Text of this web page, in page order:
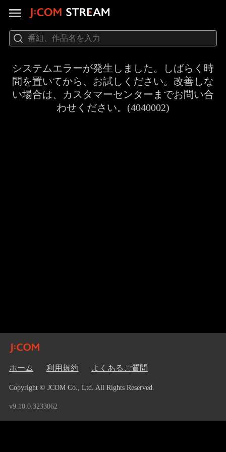
システムエラーが発生しました。しばらく時
間を置いてから、お試しください。改善しな
い場合は、カスタマーセンターまでお問い合
わせください。(4040002)
ホーム 利用規約 よくあるご質問
Copyright © JCOM Co., Ltd. All Rights Reserved.
v9.10.0.3233062